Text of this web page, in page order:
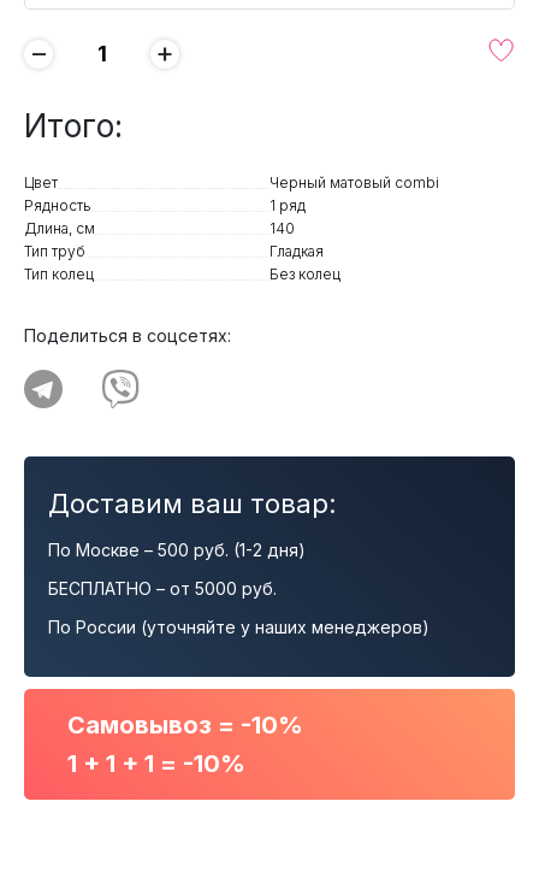
− +
Итого:
Цвет
Черный матовый combi
Рядность
1 ряд
Длина, см
140
Тип труб
Гладкая
Тип колец
Без колец
Поделиться в соцсетях:
Доставим ваш товар:
По Москве – 500 руб. (1-2 дня)
БЕСПЛАТНО – от 5000 руб.
По России (уточняйте у наших менеджеров)
Самовывоз = -10%
1 + 1 + 1 = -10%